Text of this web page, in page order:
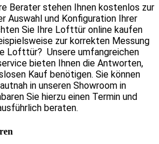
Berater stehen Ihnen kostenlos zur
Auswahl und Konfiguration Ihrer
Sie Ihre Lofttür online kaufen
zur korrekten Messung
Lofttür? Unsere umfangreichen
bieten Ihnen die Antworten,
Kauf benötigen. Sie können
in unseren Showroom in
Sie hierzu einen Termin und
beraten.